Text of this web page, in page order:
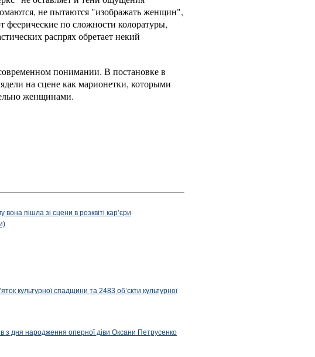
не пытаются "изображать женщин",
по сложности колоратуры,
распрях обретает некий
понимании. В постановке в
на сцене как марионетки, которыми
женщинами.
пішла зі сцени в розквіті карʼєри
культурної спадщини та 2483 об’єкти культурної
з дня народження оперної діви Оксани Петрусенко